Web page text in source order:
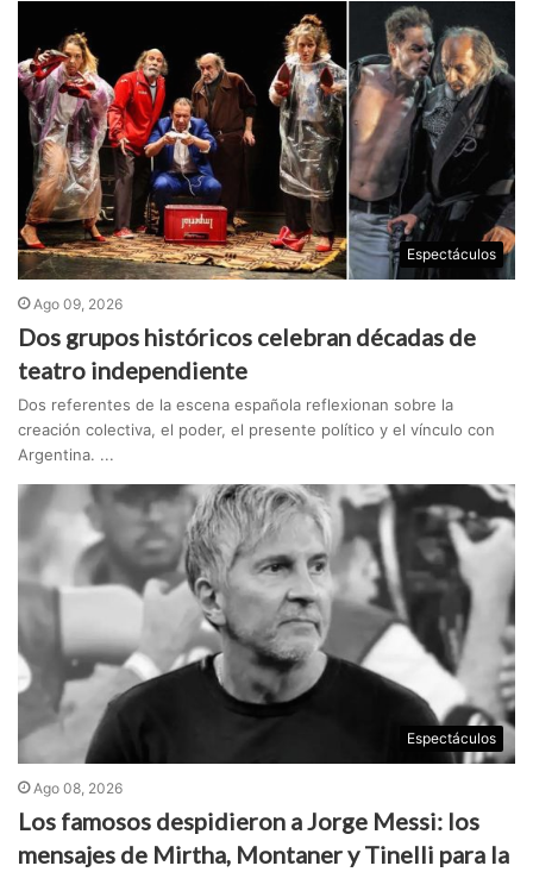
Espectáculos
Ago 09, 2026
Dos grupos históricos celebran décadas de
teatro independiente
Dos referentes de la escena española reflexionan sobre la
creación colectiva, el poder, el presente político y el vínculo con
Argentina. ...
Espectáculos
Ago 08, 2026
Los famosos despidieron a Jorge Messi: los
mensajes de Mirtha, Montaner y Tinelli para la